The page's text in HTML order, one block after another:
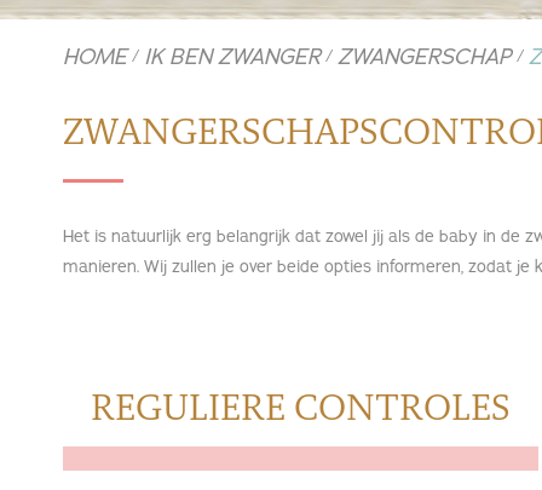
HOME / IK BEN ZWANGER / ZWANGERSCHAP /
Het is natuurlijk erg belangrijk dat zowel jij als de baby in de
manieren. Wij zullen je over beide opties informeren, zodat
REGULIERE CONTROLES